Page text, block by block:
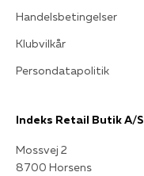
Handelsbetingelser
Klubvilkår
Persondatapolitik
Indeks Retail Butik A/S
Mossvej 2
8700 Horsens